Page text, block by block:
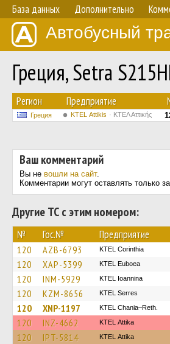
База данных Дополнительно
Автобусный
Греция, Setra
Регион Предприятие
Греция KΤΕL Αttikis ΚΤΕΛ Αττικής
Ваш комментарий
Вы не вошли на сайт.
Комментарии могут оставлять только
Другие ТС с этим номером:
№ Гос.№ Предприятие
120 AZB-6793 KTEL Corinthia
120 XAP-5399 ΚΤΕL Euboea
120 INM-5929 KTEL Ioannina
120 KZM-8656 KTEL Serres
120 XNP-1197 KTEL Chania–Reth.
120 INZ-4662 KΤΕL Αttika
120 IPT-5814 KΤΕL Αttika